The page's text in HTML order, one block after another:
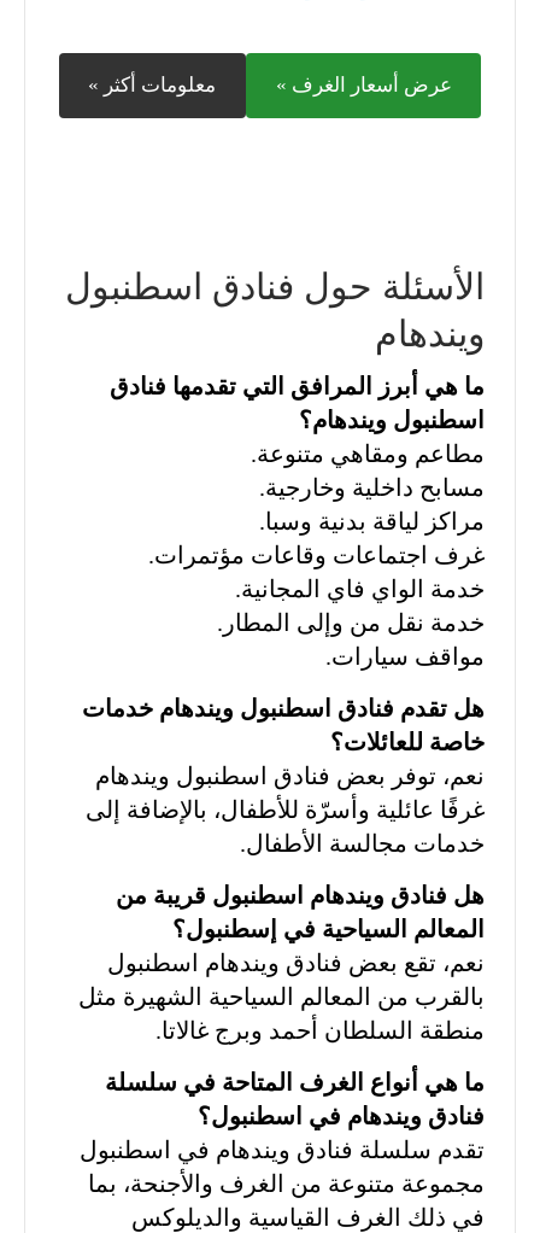
عرض أسعار الغرف » معلومات أكثر »
الأسئلة حول فنادق اسطنبول
ويندهام
ما هي أبرز المرافق التي تقدمها فنادق
اسطنبول ويندهام؟
مطاعم ومقاهي متنوعة.
مسابح داخلية وخارجية.
مراكز لياقة بدنية وسبا.
غرف اجتماعات وقاعات مؤتمرات.
خدمة الواي فاي المجانية.
خدمة نقل من وإلى المطار.
مواقف سيارات.
هل تقدم فنادق اسطنبول ويندهام خدمات
خاصة للعائلات؟
نعم، توفر بعض فنادق اسطنبول ويندهام
غرفًا عائلية وأسرّة للأطفال، بالإضافة إلى
خدمات مجالسة الأطفال.
هل فنادق ويندهام اسطنبول قريبة من
المعالم السياحية في إسطنبول؟
نعم، تقع بعض فنادق ويندهام اسطنبول
بالقرب من المعالم السياحية الشهيرة مثل
منطقة السلطان أحمد وبرج غالاتا.
ما هي أنواع الغرف المتاحة في سلسلة
فنادق ويندهام في اسطنبول؟
تقدم سلسلة فنادق ويندهام في اسطنبول
مجموعة متنوعة من الغرف والأجنحة، بما
في ذلك الغرف القياسية والديلوكس